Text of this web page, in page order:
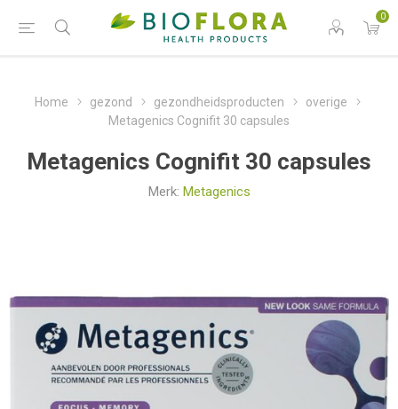
0
Home gezond gezondheidsproducten
overige
Metagenics Cognifit 30 capsules
Metagenics Cognifit 30 capsules
Merk: Metagenics